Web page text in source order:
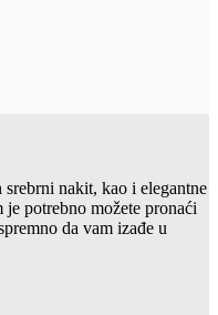
nakit, kao i elegantne
je potrebno možete pronaći
da vam izađe u